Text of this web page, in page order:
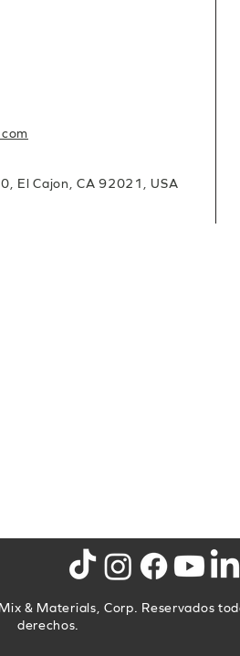
El Cajon, CA 92021, USA
& Materials, Corp. Reservados
derechos.